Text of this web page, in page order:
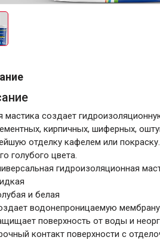
мастика создает
кирпичных, шиферных,
отделку кафелем или
голубого цвета.
гидроизоляционная
и белая
водонепроницаемую мембрану
поверхность от воды и
контакт поверхности с
ленты
шнуры